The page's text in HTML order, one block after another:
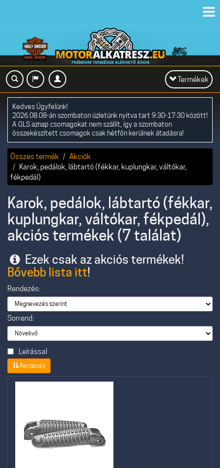
Toggle
navigation
Termékek
Kedves Ügyfelünk!
2026.08.08-án szombaton üzletünk nyitva tart 9:30-17:30 között!
A GLS aznap csomagokat nem szállít, így a szombaton
összekészített csomagok csak hétfőn kerülnek átadásra!
Összes termék
Akciók
Karok, pedálok, lábtartó (fékkar, kuplungkar, váltókar,
fékpedál)
Karok, pedálok, lábtartó (fékkar,
kuplungkar, váltókar, fékpedál),
akciós termékek (7 találat)
Ezek csak az akciós termékek!
Bővebb lista itt!
Rendezés:
Sorrend:
Leírással
Rendezés